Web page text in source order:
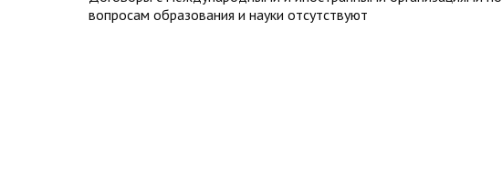
вопросам образования и науки отсутствуют